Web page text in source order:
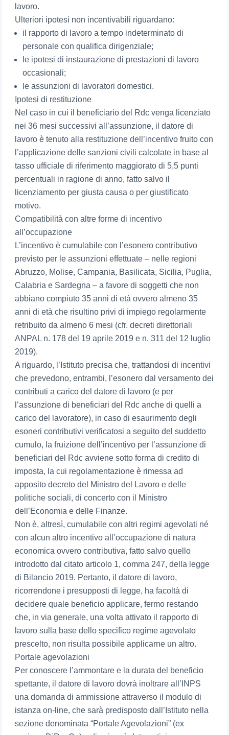
lavoro.
Ulteriori ipotesi non incentivabili riguardano:
il rapporto di lavoro a tempo indeterminato di
personale con qualifica dirigenziale;
le ipotesi di instaurazione di prestazioni di lavoro
occasionali;
le assunzioni di lavoratori domestici.
Ipotesi di restituzione
Nel caso in cui il beneficiario del Rdc venga licenziato
nei 36 mesi successivi all’assunzione, il datore di
lavoro è tenuto alla restituzione dell’incentivo fruito con
l’applicazione delle sanzioni civili calcolate in base al
tasso ufficiale di riferimento maggiorato di 5,5 punti
percentuali in ragione di anno, fatto salvo il
licenziamento per giusta causa o per giustificato
motivo.
Compatibilità con altre forme di incentivo
all’occupazione
L’incentivo è cumulabile con l’esonero contributivo
previsto per le assunzioni effettuate – nelle regioni
Abruzzo, Molise, Campania, Basilicata, Sicilia, Puglia,
Calabria e Sardegna – a favore di soggetti che non
abbiano compiuto 35 anni di età ovvero almeno 35
anni di età che risultino privi di impiego regolarmente
retribuito da almeno 6 mesi (cfr. decreti direttoriali
ANPAL n. 178 del 19 aprile 2019 e n. 311 del 12 luglio
2019).
A riguardo, l’Istituto precisa che, trattandosi di incentivi
che prevedono, entrambi, l’esonero dal versamento dei
contributi a carico del datore di lavoro (e per
l’assunzione di beneficiari del Rdc anche di quelli a
carico del lavoratore), in caso di esaurimento degli
esoneri contributivi verificatosi a seguito del suddetto
cumulo, la fruizione dell’incentivo per l’assunzione di
beneficiari del Rdc avviene sotto forma di credito di
imposta, la cui regolamentazione è rimessa ad
apposito decreto del Ministro del Lavoro e delle
politiche sociali, di concerto con il Ministro
dell’Economia e delle Finanze.
Non è, altresì, cumulabile con altri regimi agevolati né
con alcun altro incentivo all’occupazione di natura
economica ovvero contributiva, fatto salvo quello
introdotto dal citato articolo 1, comma 247, della legge
di Bilancio 2019. Pertanto, il datore di lavoro,
ricorrendone i presupposti di legge, ha facoltà di
decidere quale beneficio applicare, fermo restando
che, in via generale, una volta attivato il rapporto di
lavoro sulla base dello specifico regime agevolato
prescelto, non risulta possibile applicarne un altro.
Portale agevolazioni
Per conoscere l’ammontare e la durata del beneficio
spettante, il datore di lavoro dovrà inoltrare all’INPS
una domanda di ammissione attraverso il modulo di
istanza on-line, che sarà predisposto dall’Istituto nella
sezione denominata “Portale Agevolazioni” (ex